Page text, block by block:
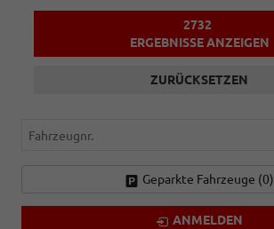
2732
ERGEBNISSE ANZEIGEN
ZURÜCKSETZEN
Fahrzeugnr.
Geparkte Fahrzeuge (0)
ANMELDEN